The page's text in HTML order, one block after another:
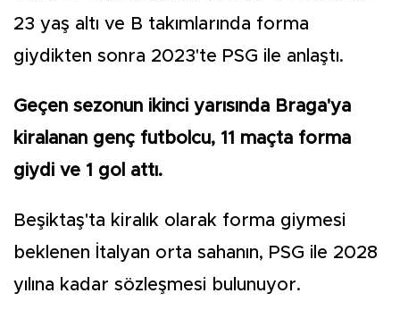
23 yaş altı ve B takımlarında forma
giydikten sonra 2023'te PSG ile anlaştı.
Geçen sezonun ikinci yarısında Braga'ya
kiralanan genç futbolcu, 11 maçta forma
giydi ve 1 gol attı.
Beşiktaş'ta kiralık olarak forma giymesi
beklenen İtalyan orta sahanın, PSG ile 2028
yılına kadar sözleşmesi bulunuyor.